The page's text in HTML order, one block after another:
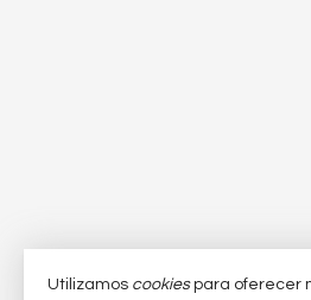
Utilizamos cookiespara oferecer